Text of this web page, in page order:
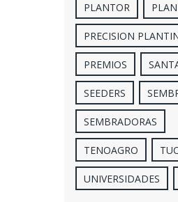
PLANTOR
PRECISION
PREMIOS
SEEDERS
SEMBRADORAS
TENOAGRO
UNIVERSIDADES